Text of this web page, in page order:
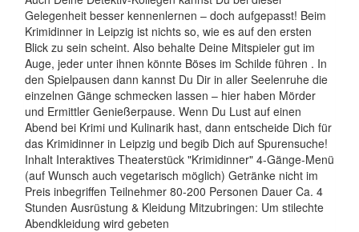
Gelegenheit besser kennenlernen – doch aufgepasst! Beim
Krimidinner in Leipzig ist nichts so, wie es auf den ersten
Blick zu sein scheint. Also behalte Deine Mitspieler gut im
Auge, jeder unter ihnen könnte Böses im Schilde führen . In
den Spielpausen dann kannst Du Dir in aller Seelenruhe die
einzelnen Gänge schmecken lassen – hier haben Mörder
und Ermittler Genießerpause. Wenn Du Lust auf einen
Abend bei Krimi und Kulinarik hast, dann entscheide Dich für
das Krimidinner in Leipzig und begib Dich auf Spurensuche!
Inhalt Interaktives Theaterstück "Krimidinner" 4-Gänge-Menü
(auf Wunsch auch vegetarisch möglich) Getränke nicht im
Preis inbegriffen Teilnehmer 80-200 Personen Dauer Ca. 4
Stunden Ausrüstung & Kleidung Mitzubringen: Um stilechte
Abendkleidung wird gebeten